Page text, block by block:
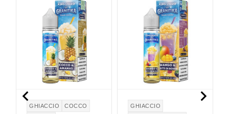
GHIACCIO
COCCO
GHIACCIO
NON DISPONIBILE
 